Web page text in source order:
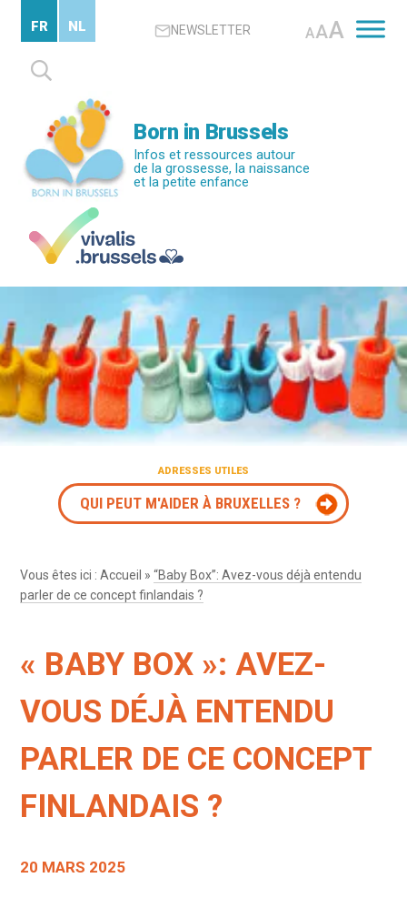
contenu
principal
NEWSLETTER AAA
Rechercher :
FR NL
Born in Brussels
Infos et ressources autour
de la grossesse, la naissance
et la petite enfance
ADRESSES UTILES
QUI PEUT M'AIDER À BRUXELLES ?
Vous êtes ici :Accueil »“Baby Box”: Avez-vous déjà entendu
parler de ce concept finlandais ?
« BABY BOX »: AVEZ-
VOUS DÉJÀ ENTENDU
PARLER DE CE CONCEPT
FINLANDAIS ?
20 MARS 2025